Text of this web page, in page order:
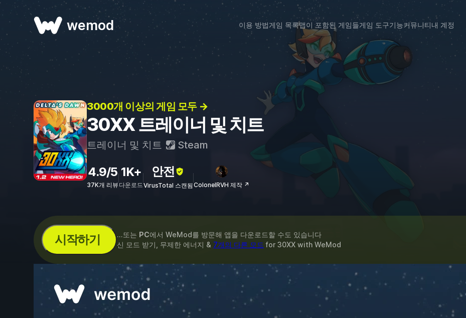
wemod 이용 방법게임 목록맵이 포함된 게임들게임 도구기능커뮤니티내 계정
3000개 이상의 게임 모두 →
30XX 트레이너 및 치트
트레이너 및 치트 Steam
4.9/5
37K개 리뷰
1K+
다운로드
안전
VirusTotal 스캔됨ColonelRVH 제작 ↗
시작하기 ...또는 PC에서 WeMod를 방문해 앱을 다운로드할 수도 있습니다
신 모드 받기, 무제한 에너지 & 7개의 다른 모드 for 30XX with WeMod